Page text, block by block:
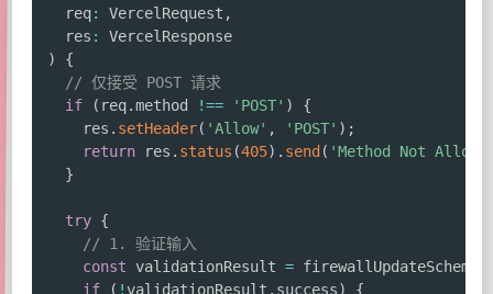
  req
: VercelRequest ,
  res
:
VercelResponse
)
{
// 仅接受 POST 请求
if
( req.method !== 'POST' )
{
    res
. setHeader( 'Allow' , 'POST' ) ;
return res . status (405) . send ( 'Method Not
}
try {
// 1. 验证输入
const validationResult = firewallUpdateSchema
if
( !validationResult . success)
{